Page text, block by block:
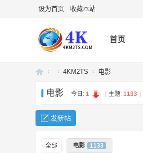
设为首页 收藏本站
首页
4K» ›
4KM2TS 电影
电影 今日: 1 主题: 1133
发新帖
全部 电影 1133